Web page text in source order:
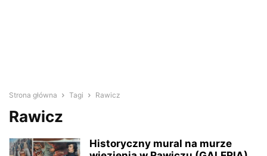
Strona główna Tagi Rawicz
Rawicz
Historyczny mural na murze